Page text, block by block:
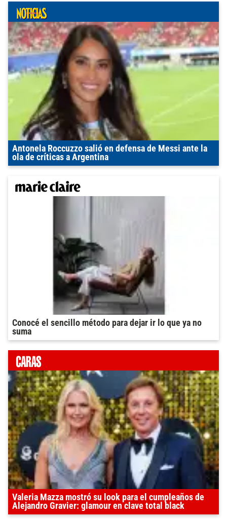
Antonela Roccuzzo salió en defensa de Messi ante la
ola de críticas a Argentina
Conocé el sencillo método para dejar ir lo que ya no
suma
Valeria Mazza mostró su look para el cumpleaños de
Alejandro Gravier: glamour en clave total black